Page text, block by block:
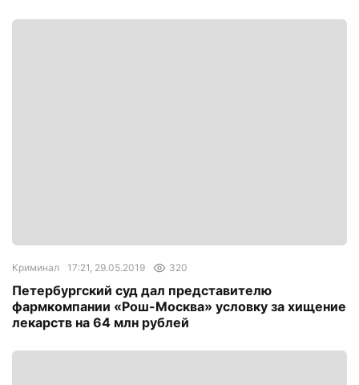
Криминал 17:21, 29.05.2019 320
Петербургский суд дал представителю
фармкомпании «Рош-Москва» условку за хищение
лекарств на 64 млн рублей